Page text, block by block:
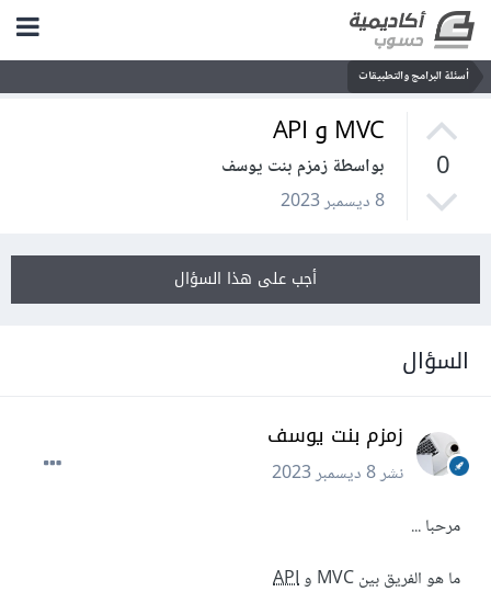
أسئلة البرامج والتطبيقات
0
MVC و API
بواسطة زمزم بنت يوسف
8 ديسمبر 2023
أجب على هذا السؤال
السؤال
زمزم بنت يوسف
نشر8 ديسمبر 2023
مرحبا ...
ما هو الفريق بين MVC و
API